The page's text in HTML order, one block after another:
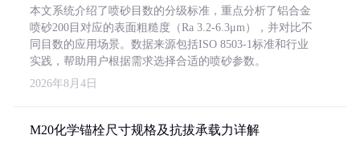
本文系统介绍了喷砂目数的分级标准，重点分析了铝合金
喷砂200目对应的表面粗糙度（Ra 3.2-6.3μm），并对比不
同目数的应用场景。数据来源包括ISO 8503-1标准和行业
实践，帮助用户根据需求选择合适的喷砂参数。
2026年8月4日
M20化学锚栓尺寸规格及抗拔承载力详解